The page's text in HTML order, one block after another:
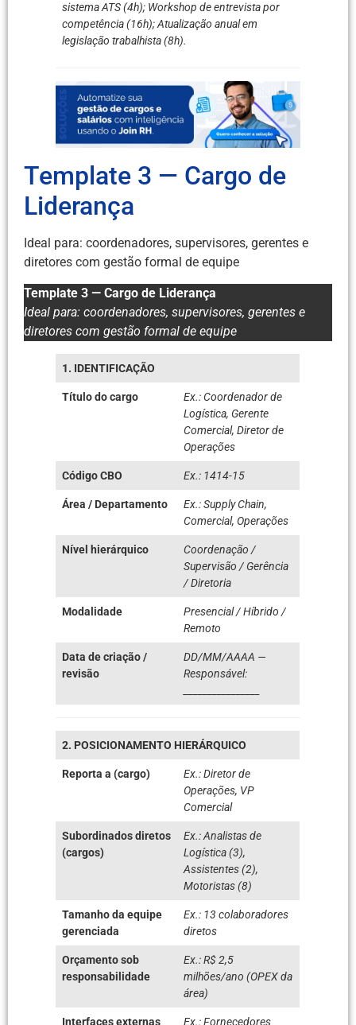
sistema ATS (4h); Workshop de entrevista por
competência (16h); Atualização anual em
legislação trabalhista (8h).
Template 3 — Cargo de
Liderança
Ideal para: coordenadores, supervisores, gerentes e
diretores com gestão formal de equipe
Template 3 — Cargo de Liderança
Ideal para: coordenadores, supervisores, gerentes e
diretores com gestão formal de equipe
1. IDENTIFICAÇÃO
Título do cargo
Ex.: Coordenador de
Logística, Gerente
Comercial, Diretor de
Operações
Código CBO Ex.: 1414-15
Área / Departamento
Ex.: Supply Chain,
Comercial, Operações
Nível hierárquico
Coordenação /
Supervisão / Gerência
/ Diretoria
Modalidade
Presencial / Híbrido /
Remoto
Data de criação /
revisão
DD/MM/AAAA —
Responsável:
2. POSICIONAMENTO HIERÁRQUICO
Reporta a (cargo)
Ex.: Diretor de
Operações, VP
Comercial
Subordinados diretos
(cargos)
Ex.: Analistas de
Logística (3),
Assistentes (2),
Motoristas (8)
Tamanho da equipe
gerenciada
Ex.: 13 colaboradores
diretos
Orçamento sob
responsabilidade
Ex.: R$ 2,5
milhões/ano (OPEX da
área)
Interfaces externas Ex.: Fornecedores